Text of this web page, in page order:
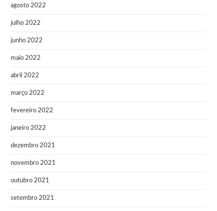
agosto 2022
julho 2022
junho 2022
maio 2022
abril 2022
março 2022
fevereiro 2022
janeiro 2022
dezembro 2021
novembro 2021
outubro 2021
setembro 2021